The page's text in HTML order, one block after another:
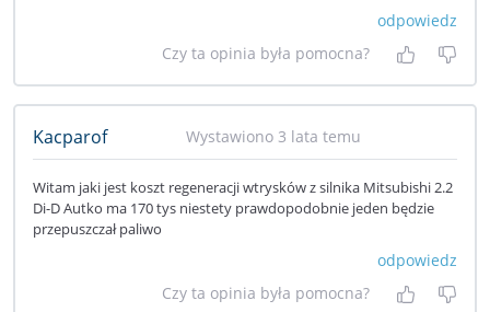
odpowiedz
Czy ta opinia była pomocna?
Tak, była
Nie
Kacparof Wystawiono 3 lata temu
Witam jaki jest koszt regeneracji wtrysków z silnika Mitsubishi 2.2
Di-D Autko ma 170 tys niestety prawdopodobnie jeden będzie
przepuszczał paliwo
odpowiedz
Czy ta opinia była pomocna?
Tak, była
Nie